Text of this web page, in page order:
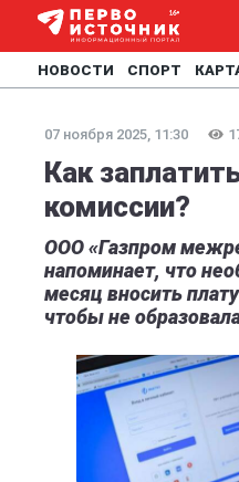
НОВОСТИ СПОРТ
07 ноября 2025, 11:30
Как
комиссии?
ООО «Газпром
напоминает, что
месяц вносить
чтобы не